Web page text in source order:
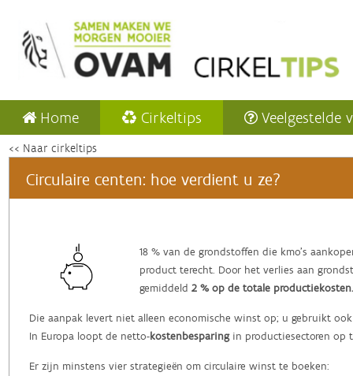
Home Cirkeltips Veelgestelde
<< Naar cirkeltips
Circulaire centen: hoe verdient u ze?
‌18 % van de grondstoffen die kmo’s
product terecht. Door het verlies aan
gemiddeld 2 % op de totale productiekosten.
Die aanpak levert niet alleen economische winst op; u gebruikt
In Europa loopt de netto-kostenbesparingin productiesectoren op
Er zijn minstens vier strategieën om circulaire winst te boeken: